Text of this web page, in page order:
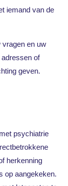
iemand van de
vragen en uw
of
geven.
psychiatrie
herkenning
op aangekeken.